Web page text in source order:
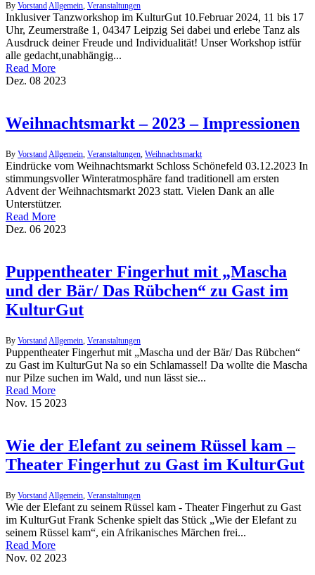
By VorstandAllgemein, Veranstaltungen
Inklusiver Tanzworkshop im KulturGut 10.Februar 2024, 11 bis 17
Uhr, Zeumerstraße 1, 04347 Leipzig Sei dabei und erlebe Tanz als
Ausdruck deiner Freude und Individualität! Unser Workshop istfür
alle gedacht,unabhängig...
Read More
Dez. 08 2023
Weihnachtsmarkt – 2023 – Impressionen
By VorstandAllgemein, Veranstaltungen, Weihnachtsmarkt
Eindrücke vom Weihnachtsmarkt Schloss Schönefeld 03.12.2023 In
stimmungsvoller Winteratmosphäre fand traditionell am ersten
Advent der Weihnachtsmarkt 2023 statt. Vielen Dank an alle
Unterstützer.
Read More
Dez. 06 2023
Puppentheater Fingerhut mit „Mascha
und der Bär/ Das Rübchen“ zu Gast im
KulturGut
By Vorstand Allgemein Veranstaltungen
Puppentheater Fingerhut mit „Mascha und der Bär/ Das Rübchen“
zu Gast im KulturGut Na so ein Schlamassel! Da wollte die Mascha
nur Pilze suchen im Wald, und nun lässt sie...
Read More
Nov. 15 2023
Wie der Elefant zu seinem Rüssel kam –
Theater Fingerhut zu Gast im KulturGut
By Vorstand Allgemein Veranstaltungen
Wie der Elefant zu seinem Rüssel kam - Theater Fingerhut zu Gast
im KulturGut Frank Schenke spielt das Stück „Wie der Elefant zu
seinem Rüssel kam“, ein Afrikanisches Märchen frei...
Read More
Nov. 02 2023